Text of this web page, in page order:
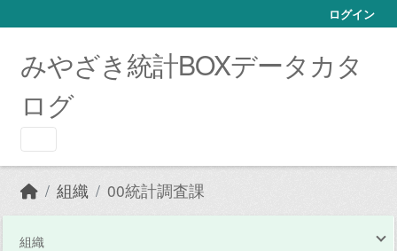
ログイン
みやざき統計BOXデータカタ
ログ
組織 00統計調査課
組織